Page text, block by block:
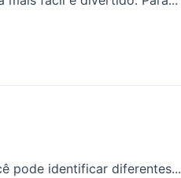
pode identificar diferentes...